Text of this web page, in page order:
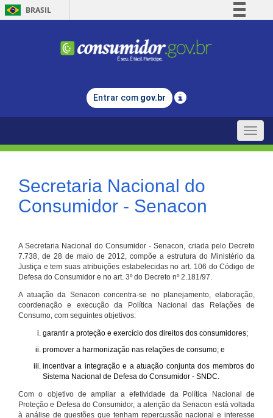
BRASIL
Comunica BR
Legislação
Entrar com gov.br
Toggle
Secretaria Nacional do
Consumidor - Senacon
A Secretaria Nacional do Consumidor - Senacon, criada pelo Decreto
7.738, de 28 de maio de 2012, compõe a estrutura do Ministério da
Justiça e tem suas atribuições estabelecidas no art. 106 do Código de
Defesa do Consumidor e no art. 3º do Decreto nº 2.181/97.
A atuação da Senacon concentra-se no planejamento, elaboração,
coordenação e execução da Política Nacional das Relações de
Consumo, com seguintes objetivos:
garantir a proteção e exercício dos direitos dos consumidores;
promover a harmonização nas relações de consumo; e
incentivar a integração e a atuação conjunta dos membros do
Sistema Nacional de Defesa do Consumidor - SNDC.
Com o objetivo de ampliar a efetividade da Política Nacional de
Proteção e Defesa do Consumidor, a atenção da Senacon está voltada
à análise de questões que tenham repercussão nacional e interesse